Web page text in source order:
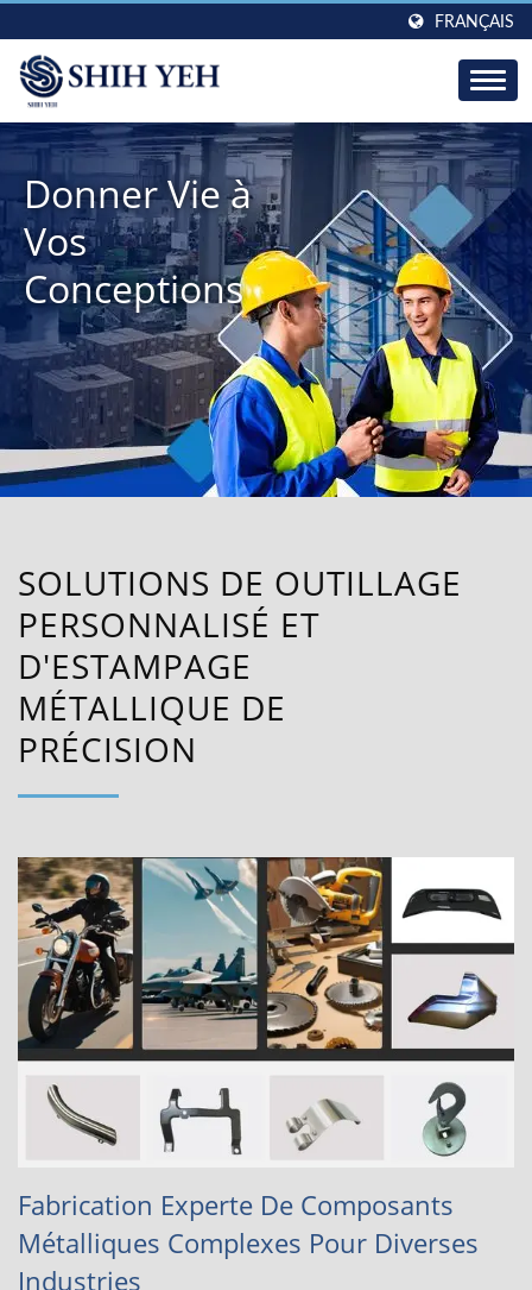
FRANÇAIS
Donner Vie à
Vos
Conceptions
SOLUTIONS DE OUTILLAGE
PERSONNALISÉ ET
D'ESTAMPAGE
MÉTALLIQUE DE
PRÉCISION
Fabrication Experte De Composants
Métalliques Complexes Pour Diverses
Industries